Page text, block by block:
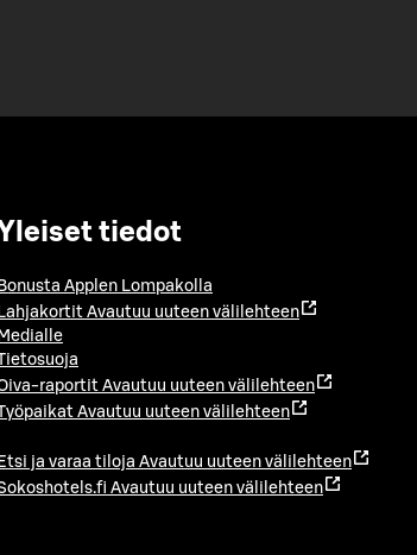
tiedot
Bonusta Applen Lompakolla
Lahjakortit Avautuu uuteen välilehteen
Medialle
raportit Avautuu uuteen välilehteen
Avautuu uuteen välilehteen
Etsi ja varaa tiloja Avautuu uuteen välilehteen
Avautuu uuteen välilehteen